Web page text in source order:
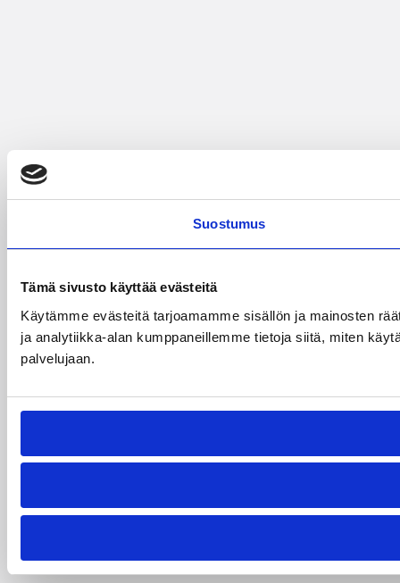
Suostumus
Tämä sivusto käyttää evästeitä
Käytämme evästeitä tarjoamamme sisällön ja mainosten
ja analytiikka-alan kumppaneillemme tietoja siitä, miten
palvelujaan.